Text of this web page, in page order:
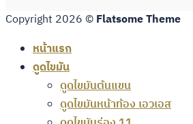
Copyright 2026 ©Flatsome Theme
หน้าแรก
ดูดไขมัน
ดูดไขมันต้นแขน
ดูดไขมันหน้าท้อง เอวเอส